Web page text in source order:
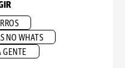
NO WHATS
GENTE